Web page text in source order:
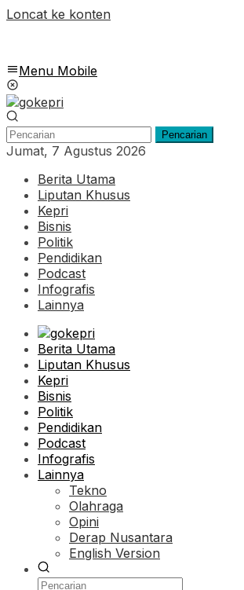
Loncat ke konten
Menu Mobile
Pencarian
Jumat, 7 Agustus 2026
Berita Utama
Liputan Khusus
Kepri
Bisnis
Politik
Pendidikan
Podcast
Infografis
Lainnya
Berita Utama
Liputan Khusus
Kepri
Bisnis
Politik
Pendidikan
Podcast
Infografis
Lainnya
Tekno
Olahraga
Opini
Derap Nusantara
English Version